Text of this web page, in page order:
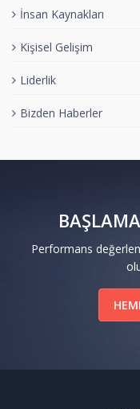
İnsan Kaynakları
Kişisel Gelişim
Liderlik
Bizden Haberler
Performans